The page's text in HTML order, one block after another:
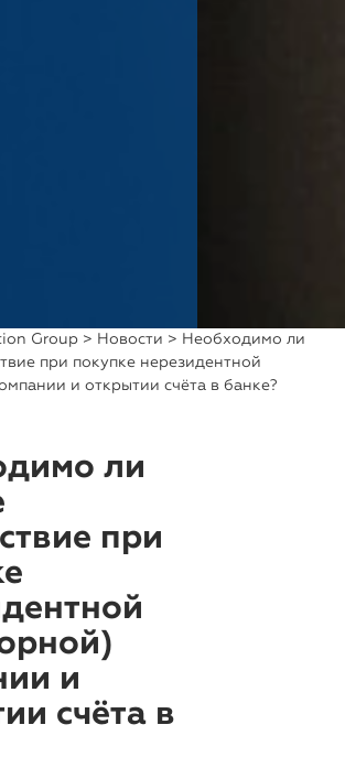
Group > Новости > Необходимо ли
при покупке нерезидентной
и открытии счёта в банке?
ли
при
и
счёта в